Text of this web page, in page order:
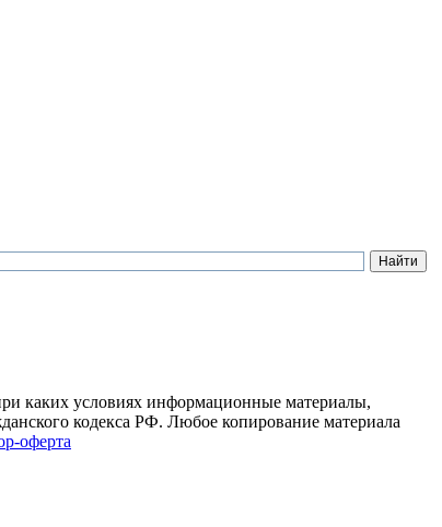
каких условиях информационные материалы,
кодекса РФ. Любое копирование материала
оферта